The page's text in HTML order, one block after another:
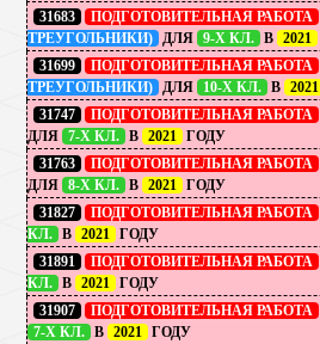
31683
ПОДГОТОВИТЕЛЬНАЯ РАБОТА
ТРЕУГОЛЬНИКИ) ДЛЯ 9-Х КЛ. В 2021
31699
ПОДГОТОВИТЕЛЬНАЯ РАБОТА
ТРЕУГОЛЬНИКИ) ДЛЯ 10-Х КЛ. В 2021
31747
ПОДГОТОВИТЕЛЬНАЯ РАБОТА
ДЛЯ 7-Х КЛ. В 2021 ГОДУ
31763
ПОДГОТОВИТЕЛЬНАЯ РАБОТА
ДЛЯ 8-Х КЛ. В 2021 ГОДУ
31827
ПОДГОТОВИТЕЛЬНАЯ РАБОТА
КЛ.
В 2021 ГОДУ
31891
ПОДГОТОВИТЕЛЬНАЯ РАБОТА
КЛ.
В 2021 ГОДУ
31907
ПОДГОТОВИТЕЛЬНАЯ РАБОТА
7-Х КЛ.
В 2021 ГОДУ